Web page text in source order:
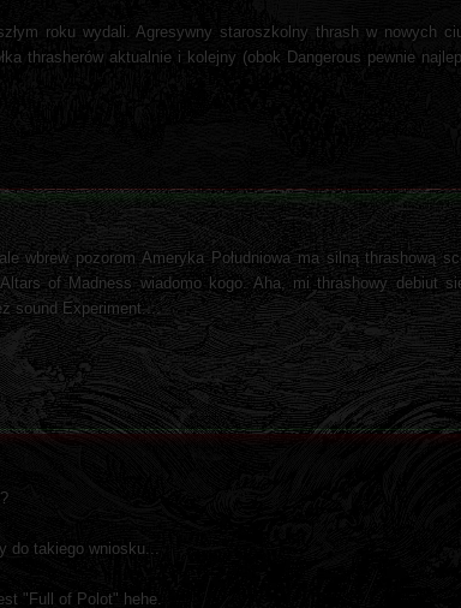
roku wydali. Agresywny staroszkolny thrash w nowych
thrasherów aktualnie i kolejny (obok Dangerous pewnie
wbrew pozorom Ameryka Południowa ma silną thrashową
of Madness wiadomo kogo. Aha, mi thrashowy debiut
sound Experiment....
do takiego wniosku...
"Full of Polot" hehe.